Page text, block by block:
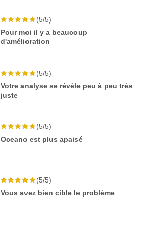
(5/5)
Pour moi il y a beaucoup
d'amélioration
(5/5)
Votre analyse se révèle peu à peu très
juste
(5/5)
Oceano est plus apaisé
(5/5)
Vous avez bien cible le problème